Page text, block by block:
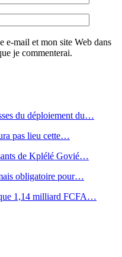
e-mail et mon site Web dans
je commenterai.
du déploiement du…
pas lieu cette…
de Kplélé Govié…
obligatoire pour…
1,14 milliard FCFA…